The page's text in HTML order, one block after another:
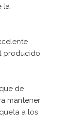
la
producido
de
mantener
a los